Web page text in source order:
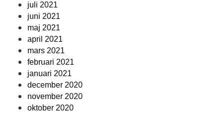
juli 2021
juni 2021
maj 2021
april 2021
mars 2021
februari 2021
januari 2021
december 2020
november 2020
oktober 2020